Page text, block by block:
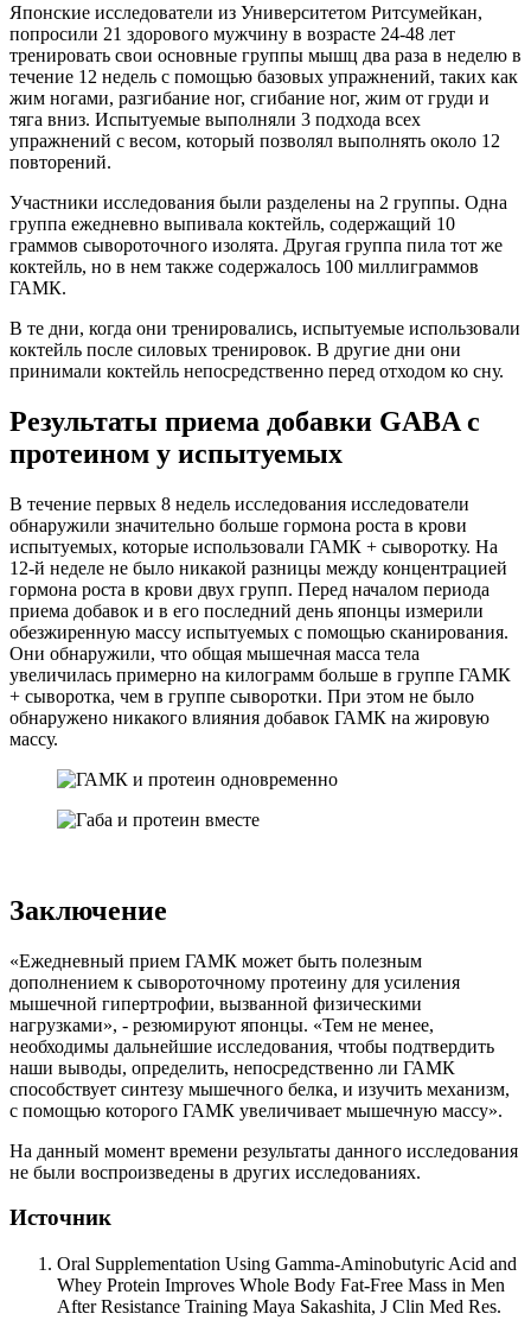
Японские исследователи из Университетом Ритсумейкан,
попросили 21 здорового мужчину в возрасте 24-48 лет
тренировать свои основные группы мышц два раза в неделю в
течение 12 недель с помощью базовых упражнений, таких как
жим ногами, разгибание ног, сгибание ног, жим от груди и
тяга вниз. Испытуемые выполняли 3 подхода всех
упражнений с весом, который позволял выполнять около 12
повторений.
Участники исследования были разделены на 2 группы. Одна
группа ежедневно выпивала коктейль, содержащий 10
граммов сывороточного изолята. Другая группа пила тот же
коктейль, но в нем также содержалось 100 миллиграммов
ГАМК.
В те дни, когда они тренировались, испытуемые использовали
коктейль после силовых тренировок. В другие дни они
принимали коктейль непосредственно перед отходом ко сну.
Результаты приема добавки GABA с
протеином у испытуемых
В течение первых 8 недель исследования исследователи
обнаружили значительно больше гормона роста в крови
испытуемых, которые использовали ГАМК + сыворотку. На
12-й неделе не было никакой разницы между концентрацией
гормона роста в крови двух групп. Перед началом периода
приема добавок и в его последний день японцы измерили
обезжиренную массу испытуемых с помощью сканирования.
Они обнаружили, что общая мышечная масса тела
увеличилась примерно на килограмм больше в группе ГАМК
+ сыворотка, чем в группе сыворотки. При этом не было
обнаружено никакого влияния добавок ГАМК на жировую
массу.
Заключение
«Ежедневный прием ГАМК может быть полезным
дополнением к сывороточному протеину для усиления
мышечной гипертрофии, вызванной физическими
нагрузками», - резюмируют японцы. «Тем не менее,
необходимы дальнейшие исследования, чтобы подтвердить
наши выводы, определить, непосредственно ли ГАМК
способствует синтезу мышечного белка, и изучить механизм,
с помощью которого ГАМК увеличивает мышечную массу».
На данный момент времени результаты данного исследования
не были воспроизведены в других исследованиях.
Источник
Oral Supplementation Using Gamma-Aminobutyric Acid and
Whey Protein Improves Whole Body Fat-Free Mass in Men
After Resistance Training Maya Sakashita, J Clin Med Res.